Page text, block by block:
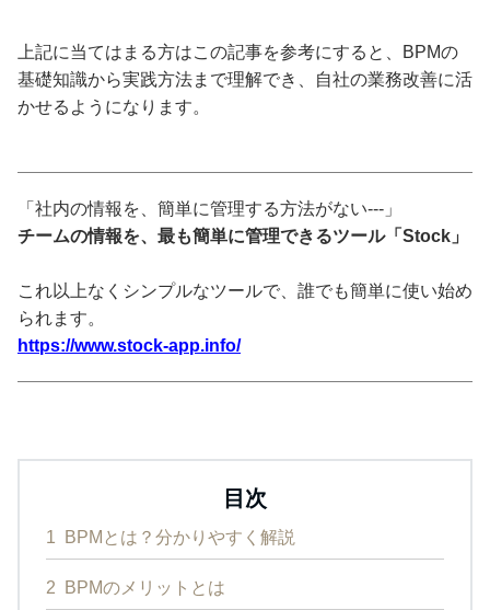
上記に当てはまる方はこの記事を参考にすると、BPMの
基礎知識から実践方法まで理解でき、自社の業務改善に活
かせるようになります。
「社内の情報を、簡単に管理する方法がない---」
チームの情報を、最も簡単に管理できるツール「Stock」
これ以上なくシンプルなツールで、誰でも簡単に使い始め
られます。
https://www.stock-app.info/
目次
1 BPMとは？分かりやすく解説
2 BPMのメリットとは